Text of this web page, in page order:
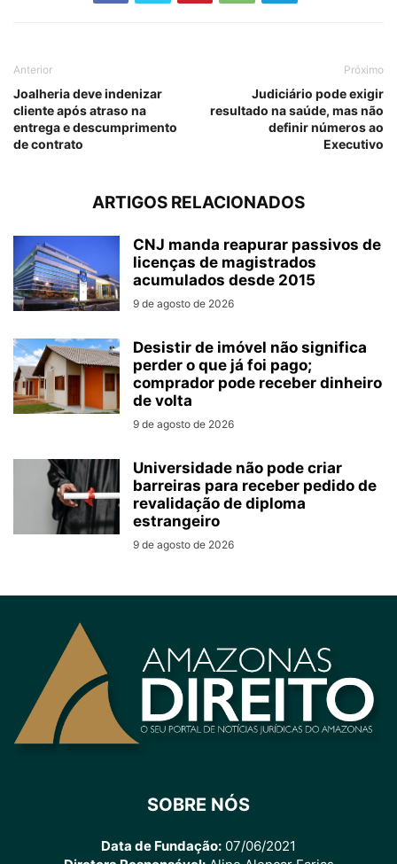
Anterior
Joalheria deve indenizar
cliente após atraso na
entrega e descumprimento
de contrato
Próximo
Judiciário pode exigir
resultado na saúde, mas não
definir números ao
Executivo
ARTIGOS RELACIONADOS
CNJ manda reapurar passivos de
licenças de magistrados
acumulados desde 2015
9 de agosto de 2026
Desistir de imóvel não significa
perder o que já foi pago;
comprador pode receber dinheiro
de volta
9 de agosto de 2026
Universidade não pode criar
barreiras para receber pedido de
revalidação de diploma
estrangeiro
9 de agosto de 2026
SOBRE NÓS
Data de Fundação: 07/06/2021